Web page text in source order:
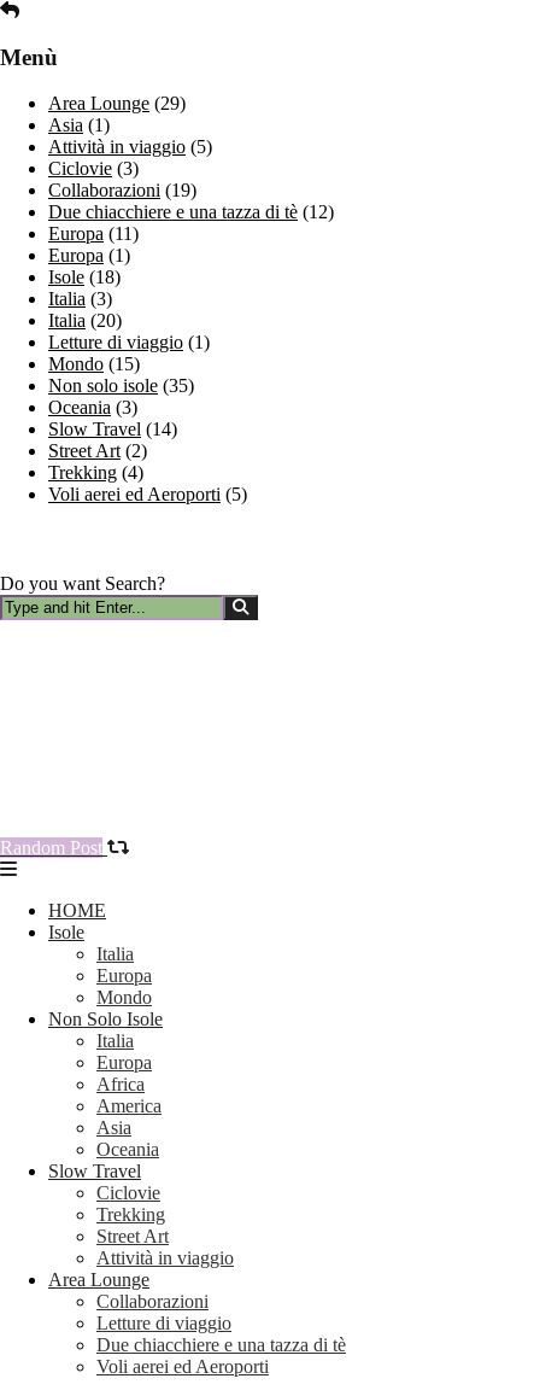
Menù
Area Lounge (29)
Asia (1)
Attività in viaggio (5)
Ciclovie (3)
Collaborazioni (19)
Due chiacchiere e una tazza di tè (12)
Europa (11)
Europa (1)
Isole (18)
Italia (3)
Italia (20)
Letture di viaggio (1)
Mondo (15)
Non solo isole (35)
Oceania (3)
Slow Travel (14)
Street Art(2)
Trekking (4)
Voli aerei ed Aeroporti (5)
Do you want Search?
Random Post
HOME
Isole
Italia
Europa
Mondo
Non Solo Isole
Italia
Europa
Africa
America
Asia
Oceania
Slow Travel
Ciclovie
Trekking
Street Art
Attività in viaggio
Area Lounge
Collaborazioni
Letture di viaggio
Due chiacchiere e una tazza di tè
Voli aerei ed Aeroporti